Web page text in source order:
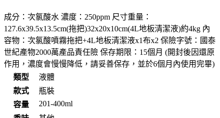
成分：次氯酸水 濃度：250ppm 尺寸重量：
127.6x39.5x13.5cm(拖把)32x20x10cm(4L地板清潔液)約4kg 內
容物：次氯酸噴霧拖把+4L地板清潔液x1布x2 保險字號：國泰
世紀產物2000萬產品責任險 保存期限：15個月 (開封後因還原
作用，濃度會慢慢降低，請妥善保存，並於6個月內使用完畢)
類型
液體
款式
瓶裝
容量
201-400ml